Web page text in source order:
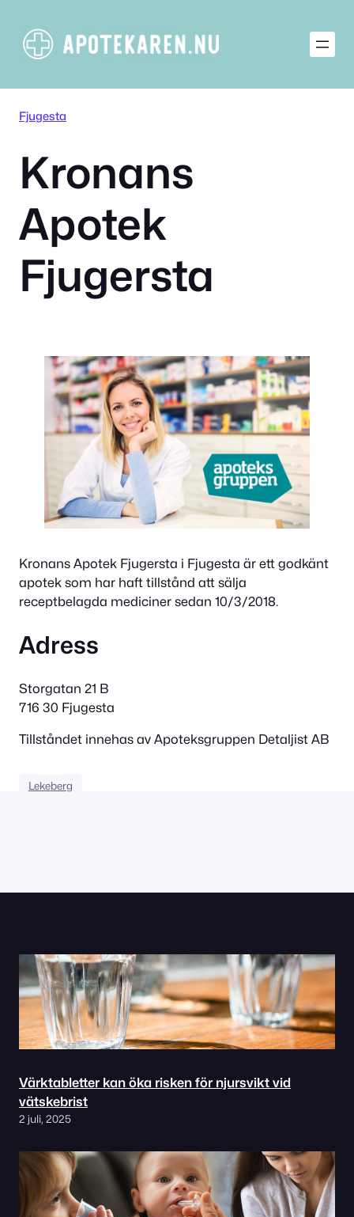
innehåll
Fjugesta
Kronans
Apotek
Fjugersta
Kronans Apotek Fjugersta i Fjugesta är ett godkänt
apotek som har haft tillstånd att sälja
receptbelagda mediciner sedan 10/3/2018.
Adress
Storgatan 21 B
716 30 Fjugesta
Tillståndet innehas av Apoteksgruppen Detaljist AB
Lekeberg
Värktabletter kan öka risken för njursvikt vid
vätskebrist
2 juli, 2025